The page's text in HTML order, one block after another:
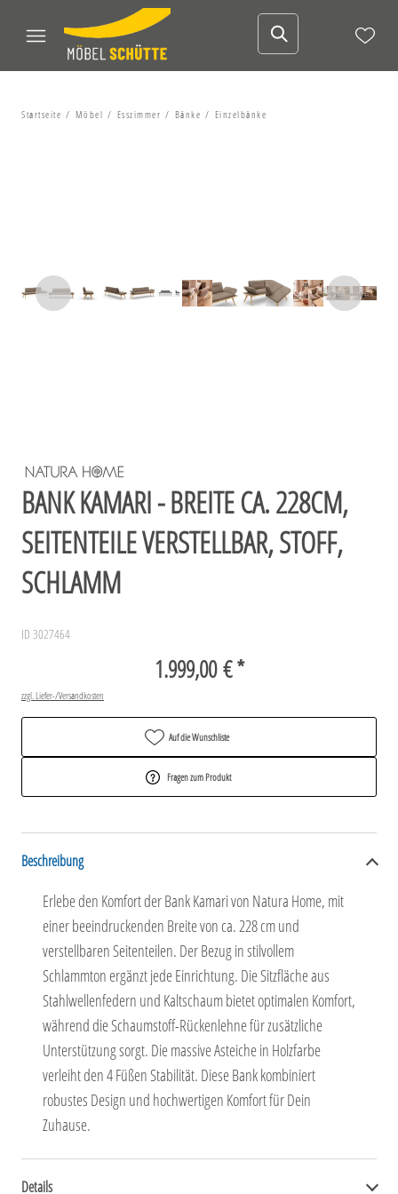
Startseite Möbel Esszimmer Bänke Einzelbänke
BANK KAMARI - BREITE CA. 228CM,
SEITENTEILE VERSTELLBAR, STOFF,
SCHLAMM
ID 3027464
1.999,00 € *
zzgl. Liefer-/Versandkosten
Auf die Wunschliste
Fragen zum Produkt
Beschreibung
Erlebe den Komfort der Bank Kamari von Natura Home, mit
einer beeindruckenden Breite von ca. 228 cm und
verstellbaren Seitenteilen. Der Bezug in stilvollem
Schlammton ergänzt jede Einrichtung. Die Sitzfläche aus
Stahlwellenfedern und Kaltschaum bietet optimalen Komfort,
während die Schaumstoff-Rückenlehne für zusätzliche
Unterstützung sorgt. Die massive Asteiche in Holzfarbe
verleiht den 4 Füßen Stabilität. Diese Bank kombiniert
robustes Design und hochwertigen Komfort für Dein
Zuhause.
Details